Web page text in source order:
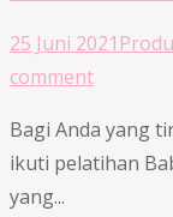
25 Juni 2021
comment
Bagi Anda yang
ikuti pelatihan
yang...